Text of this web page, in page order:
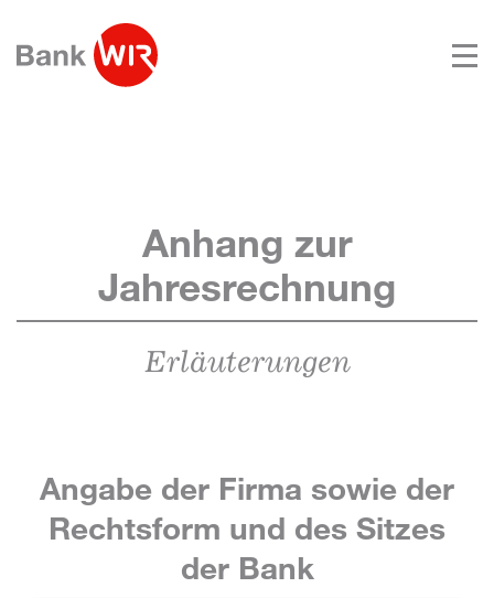
Anhang zur
Jahresrechnung
Erläuterungen
Angabe der Firma sowie der
Rechtsform und des Sitzes
der Bank